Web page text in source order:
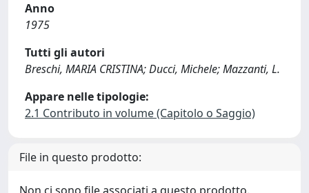
Anno
1975
Tutti gli autori
Breschi, MARIA CRISTINA; Ducci, Michele; Mazzanti, L.
Appare nelle tipologie:
2.1 Contributo in volume (Capitolo o Saggio)
File in questo prodotto: